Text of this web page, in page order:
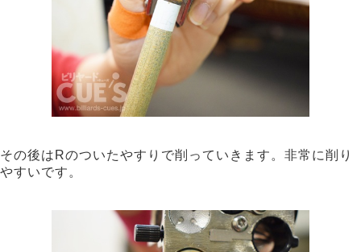
その後はRのついたやすりで削っていきます。非常に削り
やすいです。